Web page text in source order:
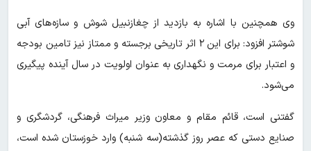
وی همچنین با اشاره به بازدید از چغازنبیل شوش و سازه‌های آبی
شوشتر افزود: برای این ۲ اثر تاریخی برجسته و ممتاز نیز تامین بودجه
و اعتبار برای مرمت و نگهداری به عنوان اولویت در سال آینده پیگیری
می‌شود.
گفتنی است، قائم مقام و معاون وزیر میراث فرهنگی، گردشگری و
صنایع دستی که عصر روز گذشته(سه شنبه) وارد خوزستان شده است،